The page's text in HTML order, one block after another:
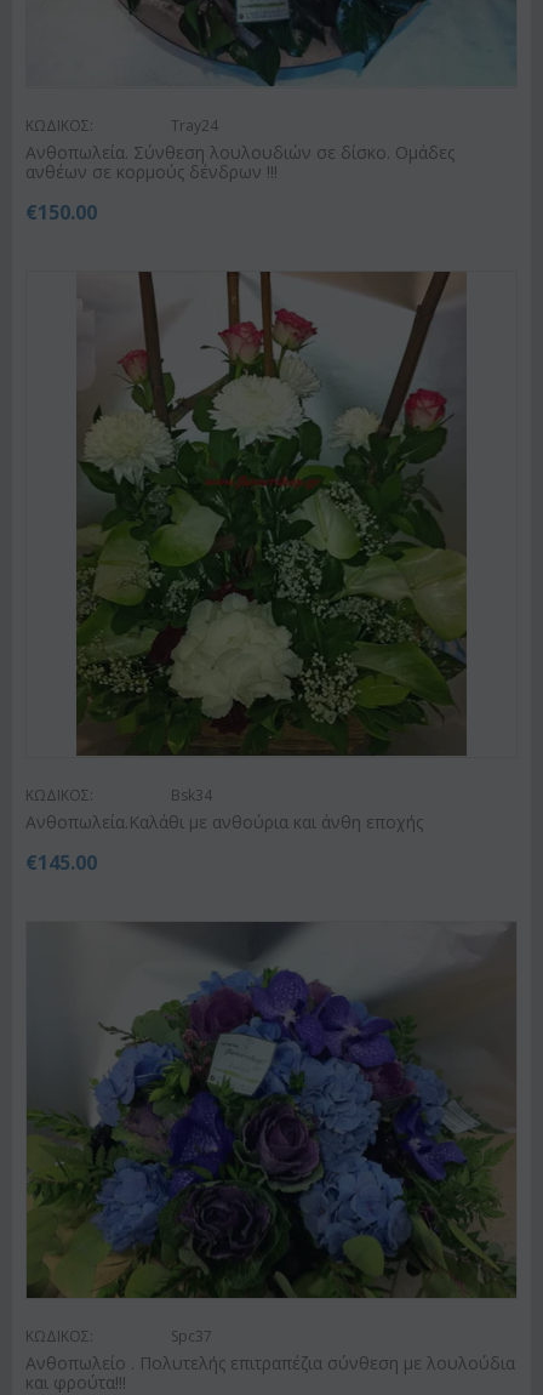
ΚΩΔΙΚΟΣ: Tray24
Ανθοπωλεία. Σύνθεση λουλουδιών σε δίσκο. Ομάδες
ανθέων σε κορμούς δένδρων !!!
€150.00
ΚΩΔΙΚΟΣ: Bsk34
Ανθοπωλεία.Καλάθι με ανθούρια και άνθη εποχής
€145.00
ΚΩΔΙΚΟΣ: Spc37
Ανθοπωλείο . Πολυτελής επιτραπέζια σύνθεση με λουλούδια
και φρούτα!!!